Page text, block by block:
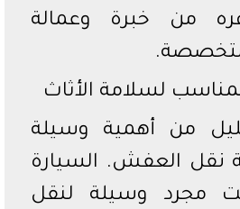
من خبرة وعمالة
لسلامة الأثاث
من أهمية وسيلة
نقل العفش. السيارة
مجرد وسيلة لنقل